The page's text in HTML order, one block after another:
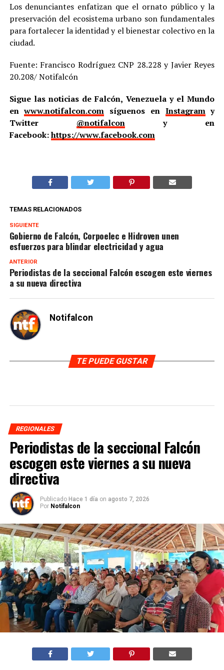
Los denunciantes enfatizan que el ornato público y la
preservación del ecosistema urbano son fundamentales
para fortalecer la identidad y el bienestar colectivo en la
ciudad.
Fuente: Francisco Rodríguez CNP 28.228 y Javier Reyes
20.208/ Notifalcón
Sigue las noticias de Falcón, Venezuela y el Mundo
enwww.notifalcon.com síguenos en Instagramy
Twitter @notifalcony en
Facebook:https://www.facebook.com
TEMAS RELACIONADOS
SIGUIENTE
Gobierno de Falcón, Corpoelec e Hidroven unen
esfuerzos para blindar electricidad y agua
ANTERIOR
Periodistas de la seccional Falcón escogen este viernes
a su nueva directiva
Notifalcon
TE PUEDE GUSTAR
REGIONALES
Periodistas de la seccional Falcón
escogen este viernes a su nueva
directiva
Publicado Hace 1 día on agosto 7, 2026
Por Notifalcon